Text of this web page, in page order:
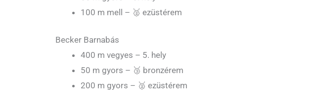
100 m mell – 🥈 ezüstérem
Becker Barnabás
400 m vegyes – 5. hely
50 m gyors – 🥉 bronzérem
200 m gyors – 🥈 ezüstérem